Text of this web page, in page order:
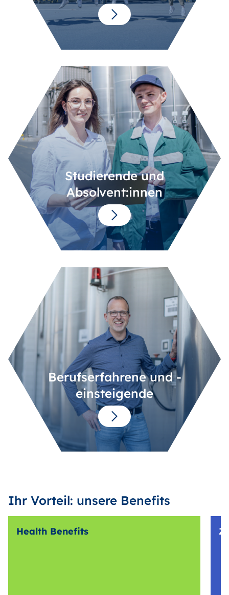
Studierende und
Absolvent:innen
Berufserfahrene und -
einsteigende
Ihr Vorteil: unsere Benefits
Health Benefits